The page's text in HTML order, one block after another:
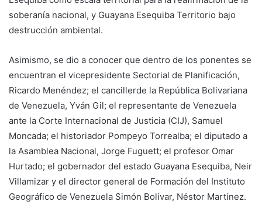
soberanía nacional, y Guayana Esequiba Territorio bajo
destrucción ambiental.
Asimismo, se dio a conocer que dentro de los ponentes se
encuentran el vicepresidente Sectorial de Planificación,
Ricardo Menéndez; el cancillerde la República Bolivariana
de Venezuela, Yván Gil; el representante de Venezuela
ante la Corte Internacional de Justicia (CIJ), Samuel
Moncada; el historiador Pompeyo Torrealba; el diputado a
la Asamblea Nacional, Jorge Fuguett; el profesor Omar
Hurtado; el gobernador del estado Guayana Esequiba, Neir
Villamizar y el director general de Formación del Instituto
Geográfico de Venezuela Simón Bolívar, Néstor Martínez.